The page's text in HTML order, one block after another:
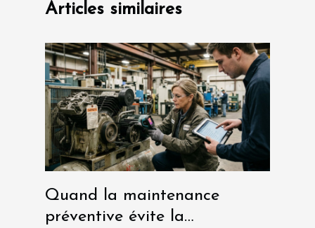
Articles similaires
Quand la maintenance
préventive évite la